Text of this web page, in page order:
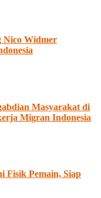
Nico Widmer
Masyarakat di
Migran Indonesia
Fisik Pemain, Siap